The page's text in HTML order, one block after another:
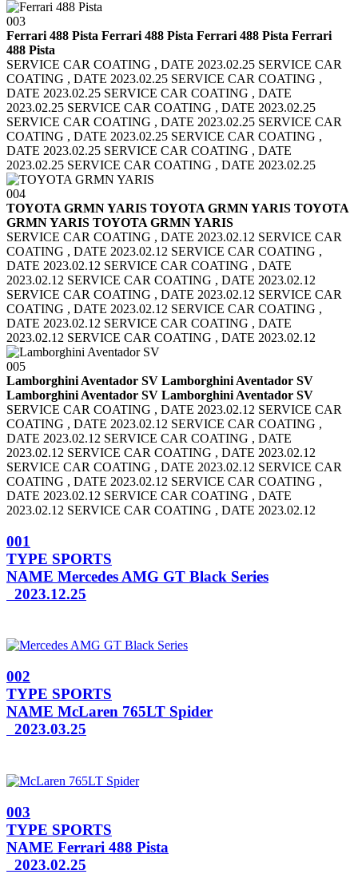
003
Ferrari 488 Pista Ferrari 488 Pista Ferrari 488 Pista Ferrari
488 Pista
SERVICE CAR COATING , DATE 2023.02.25 SERVICE CAR
COATING , DATE 2023.02.25 SERVICE CAR COATING ,
DATE 2023.02.25 SERVICE CAR COATING , DATE
2023.02.25 SERVICE CAR COATING , DATE 2023.02.25
SERVICE CAR COATING , DATE 2023.02.25 SERVICE CAR
COATING , DATE 2023.02.25 SERVICE CAR COATING ,
DATE 2023.02.25 SERVICE CAR COATING , DATE
2023.02.25 SERVICE CAR COATING , DATE 2023.02.25
004
TOYOTA GRMN YARIS TOYOTA GRMN YARIS TOYOTA
GRMN YARIS TOYOTA GRMN YARIS
SERVICE CAR COATING , DATE 2023.02.12 SERVICE CAR
COATING , DATE 2023.02.12 SERVICE CAR COATING ,
DATE 2023.02.12 SERVICE CAR COATING , DATE
2023.02.12 SERVICE CAR COATING , DATE 2023.02.12
SERVICE CAR COATING , DATE 2023.02.12 SERVICE CAR
COATING , DATE 2023.02.12 SERVICE CAR COATING ,
DATE 2023.02.12 SERVICE CAR COATING , DATE
2023.02.12 SERVICE CAR COATING , DATE 2023.02.12
005
Lamborghini Aventador SV Lamborghini Aventador SV
Lamborghini Aventador SV Lamborghini Aventador SV
SERVICE CAR COATING , DATE 2023.02.12 SERVICE CAR
COATING , DATE 2023.02.12 SERVICE CAR COATING ,
DATE 2023.02.12 SERVICE CAR COATING , DATE
2023.02.12 SERVICE CAR COATING , DATE 2023.02.12
SERVICE CAR COATING , DATE 2023.02.12 SERVICE CAR
COATING , DATE 2023.02.12 SERVICE CAR COATING ,
DATE 2023.02.12 SERVICE CAR COATING , DATE
2023.02.12 SERVICE CAR COATING , DATE 2023.02.12
001
TYPE SPORTS
NAME Mercedes AMG GT Black Series
2023.12.25
002
TYPE SPORTS
NAME McLaren 765LT Spider
2023.03.25
003
TYPE SPORTS
NAME Ferrari 488 Pista
2023.02.25